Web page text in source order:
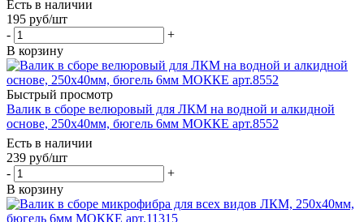
Есть в наличии
195 руб/шт
-
+
В корзину
Быстрый просмотр
Валик в сборе велюровый для ЛКМ на водной и алкидной
основе, 250х40мм, бюгель 6мм МОККЕ арт.8552
Есть в наличии
239 руб/шт
-
+
В корзину